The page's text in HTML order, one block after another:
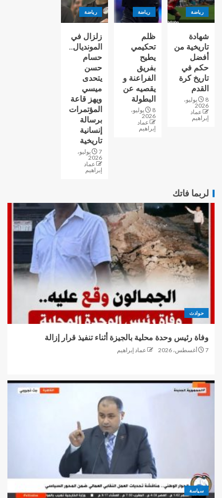
رياضة
شهادة
تاريخية من
أفضل
حكم في
تاريخ كرة
القدم
8 يوليو،
2026
عماد
إبراهيم
رياضة
ظلم
تحكيمي
يطيح
بفريق
الفراعنة و
يقصيه عن
البطولة
8 يوليو،
2026
عماد
إبراهيم
رياضة
زلزال في
المونديال..
حسام
حسن
يتحدى
ميسي
ويهز قاعة
المؤتمرات
برسالة
إنسانية
تاريخية
7 يوليو،
2026
عماد
إبراهيم
لربما فاتك
حوادث
وفاة رئيس وحدة محلية بالجيزة أثناء تنفيذ قرار إزالة
7 أغسطس، 2026 عماد إبراهيم
سياسة